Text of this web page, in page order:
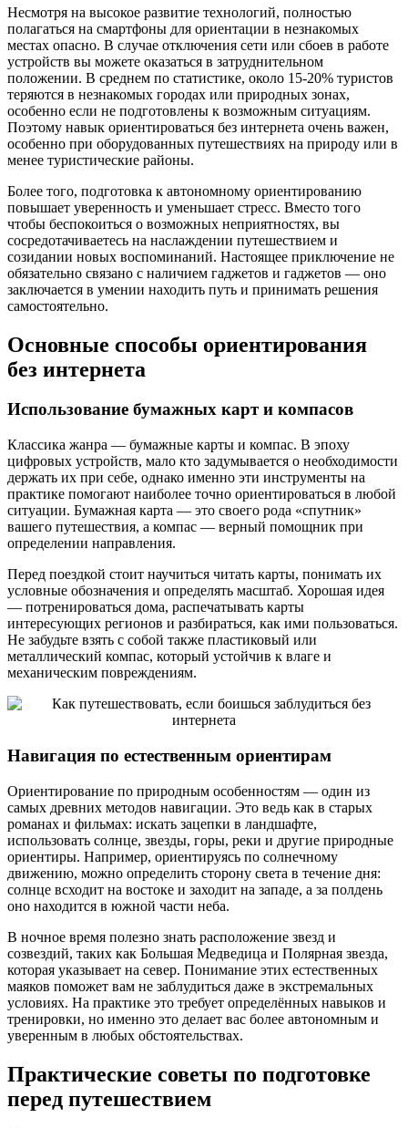
Несмотря на высокое развитие технологий, полностью
полагаться на смартфоны для ориентации в незнакомых
местах опасно. В случае отключения сети или сбоев в работе
устройств вы можете оказаться в затруднительном
положении. В среднем по статистике, около 15-20% туристов
теряются в незнакомых городах или природных зонах,
особенно если не подготовлены к возможным ситуациям.
Поэтому навык ориентироваться без интернета очень важен,
особенно при оборудованных путешествиях на природу или в
менее туристические районы.
Более того, подготовка к автономному ориентированию
повышает уверенность и уменьшает стресс. Вместо того
чтобы беспокоиться о возможных неприятностях, вы
сосредотачиваетесь на наслаждении путешествием и
созидании новых воспоминаний. Настоящее приключение не
обязательно связано с наличием гаджетов и гаджетов — оно
заключается в умении находить путь и принимать решения
самостоятельно.
Основные способы ориентирования
без интернета
Использование бумажных карт и компасов
Классика жанра — бумажные карты и компас. В эпоху
цифровых устройств, мало кто задумывается о необходимости
держать их при себе, однако именно эти инструменты на
практике помогают наиболее точно ориентироваться в любой
ситуации. Бумажная карта — это своего рода «спутник»
вашего путешествия, а компас — верный помощник при
определении направления.
Перед поездкой стоит научиться читать карты, понимать их
условные обозначения и определять масштаб. Хорошая идея
— потренироваться дома, распечатывать карты
интересующих регионов и разбираться, как ими пользоваться.
Не забудьте взять с собой также пластиковый или
металлический компас, который устойчив к влаге и
механическим повреждениям.
Навигация по естественным ориентирам
Ориентирование по природным особенностям — один из
самых древних методов навигации. Это ведь как в старых
романах и фильмах: искать зацепки в ландшафте,
использовать солнце, звезды, горы, реки и другие природные
ориентиры. Например, ориентируясь по солнечному
движению, можно определить сторону света в течение дня:
солнце всходит на востоке и заходит на западе, а за полдень
оно находится в южной части неба.
В ночное время полезно знать расположение звезд и
созвездий, таких как Большая Медведица и Полярная звезда,
которая указывает на север. Понимание этих естественных
маяков поможет вам не заблудиться даже в экстремальных
условиях. На практике это требует определённых навыков и
тренировки, но именно это делает вас более автономным и
уверенным в любых обстоятельствах.
Практические советы по подготовке
перед путешествием